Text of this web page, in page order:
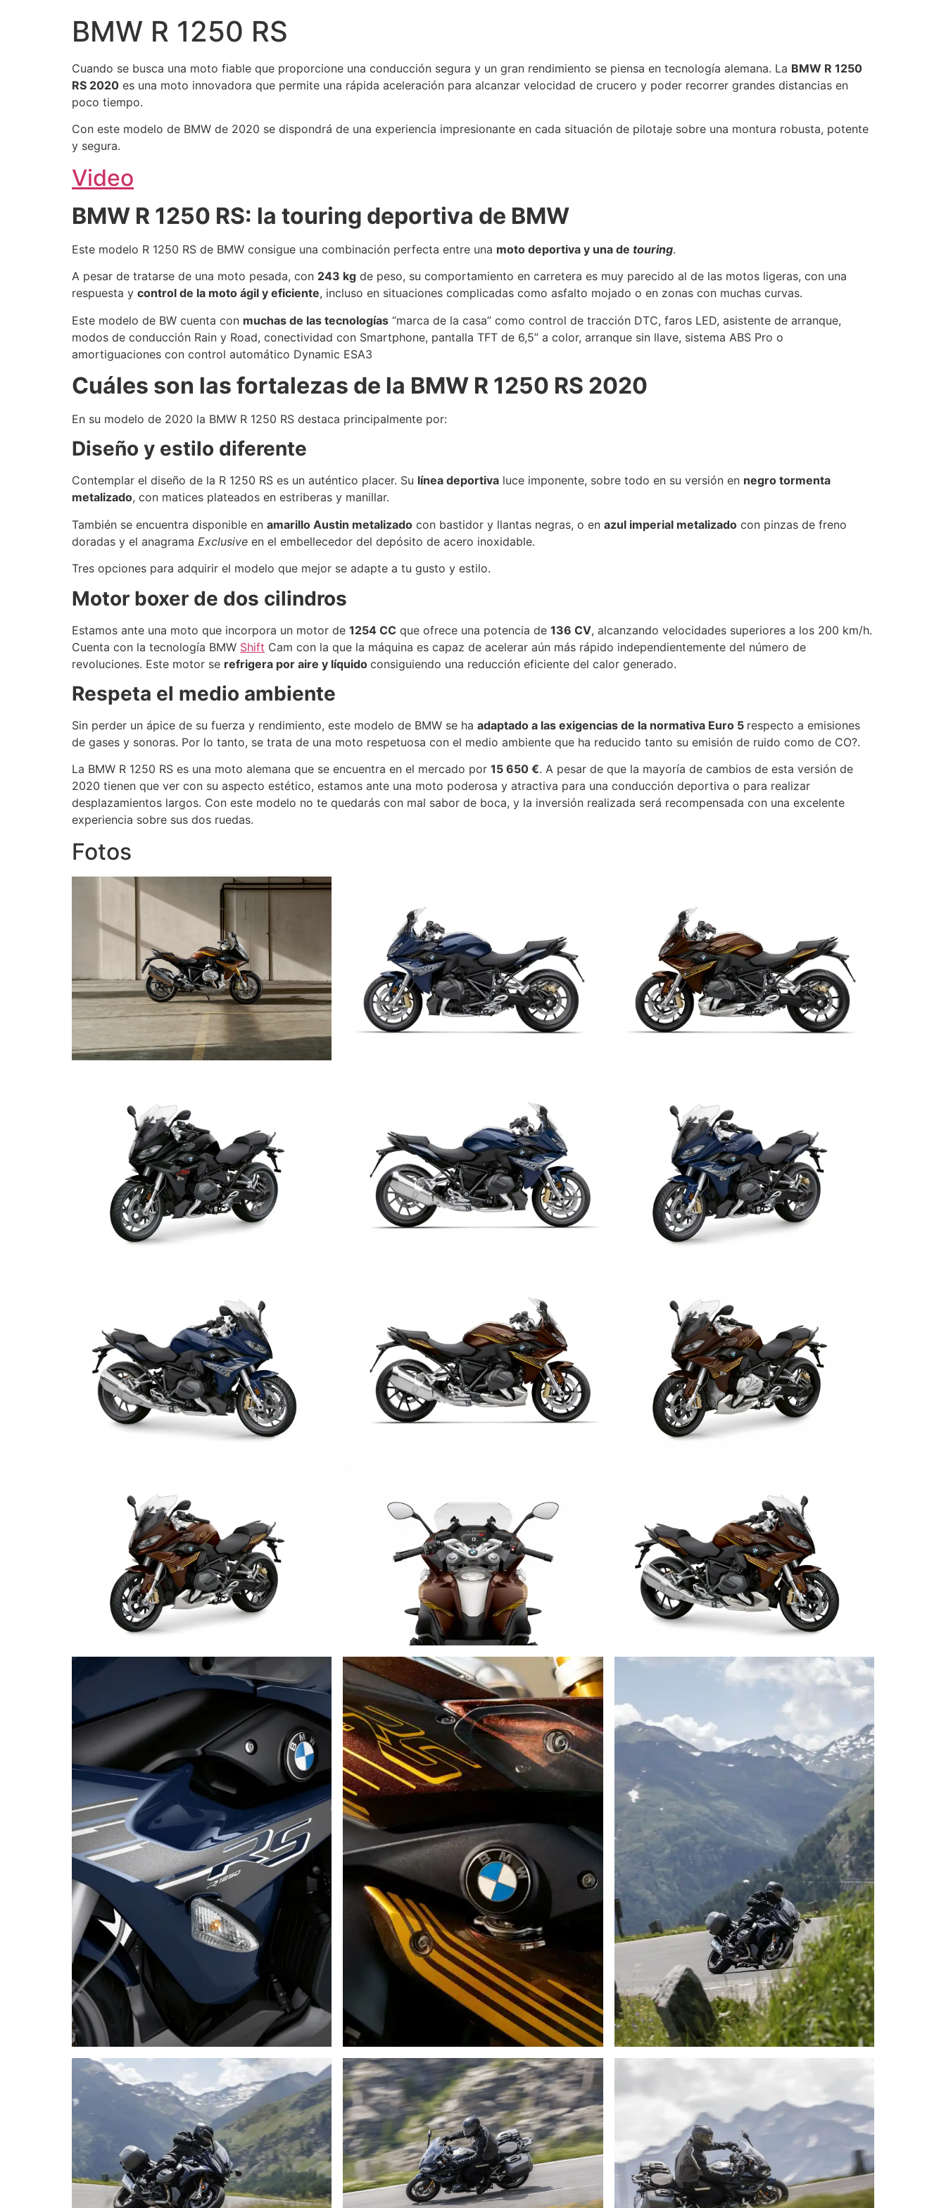
BMW R 1250 RS
Cuando se busca una moto fiable que proporcione una conducción segura y un gran rendimiento se piensa en tecnología alemana. La BMW R 1250
RS 2020 es una moto innovadora que permite una rápida aceleración para alcanzar velocidad de crucero y poder recorrer grandes distancias en
poco tiempo.
Con este modelo de BMW de 2020 se dispondrá de una experiencia impresionante en cada situación de pilotaje sobre una montura robusta, potente
y segura.
Video
BMW R 1250 RS: la touring deportiva de BMW
Este modelo R 1250 RS de BMW consigue una combinación perfecta entre una moto deportiva y una de touring.
A pesar de tratarse de una moto pesada, con 243 kg de peso, su comportamiento en carretera es muy parecido al de las motos ligeras, con una
respuesta y control de la moto ágil y eficiente, incluso en situaciones complicadas como asfalto mojado o en zonas con muchas curvas.
Este modelo de BW cuenta con muchas de las tecnologías “marca de la casa” como control de tracción DTC, faros LED, asistente de arranque,
modos de conducción Rain y Road, conectividad con Smartphone, pantalla TFT de 6,5” a color, arranque sin llave, sistema ABS Pro o
amortiguaciones con control automático Dynamic ESA3
Cuáles son las fortalezas de la BMW R 1250 RS 2020
En su modelo de 2020 la BMW R 1250 RS destaca principalmente por:
Diseño y estilo diferente
Contemplar el diseño de la R 1250 RS es un auténtico placer. Su línea deportiva luce imponente, sobre todo en su versión en negro tormenta
metalizado, con matices plateados en estriberas y manillar.
También se encuentra disponible en amarillo Austin metalizado con bastidor y llantas negras, o en azul imperial metalizado con pinzas de freno
doradas y el anagrama Exclusive en el embellecedor del depósito de acero inoxidable.
Tres opciones para adquirir el modelo que mejor se adapte a tu gusto y estilo.
Motor boxer de dos cilindros
Estamos ante una moto que incorpora un motor de 1254 CC que ofrece una potencia de 136 CV, alcanzando velocidades superiores a los 200 km/h.
Cuenta con la tecnología BMW Shift Cam con la que la máquina es capaz de acelerar aún más rápido independientemente del número de
revoluciones. Este motor se refrigera por aire y líquido consiguiendo una reducción eficiente del calor generado.
Respeta el medio ambiente
Sin perder un ápice de su fuerza y rendimiento, este modelo de BMW se ha adaptado a las exigencias de la normativa Euro 5 respecto a emisiones
de gases y sonoras. Por lo tanto, se trata de una moto respetuosa con el medio ambiente que ha reducido tanto su emisión de ruido como de CO?.
La BMW R 1250 RS es una moto alemana que se encuentra en el mercado por 15 650 €. A pesar de que la mayoría de cambios de esta versión de
2020 tienen que ver con su aspecto estético, estamos ante una moto poderosa y atractiva para una conducción deportiva o para realizar
desplazamientos largos. Con este modelo no te quedarás con mal sabor de boca, y la inversión realizada será recompensada con una excelente
experiencia sobre sus dos ruedas.
Fotos